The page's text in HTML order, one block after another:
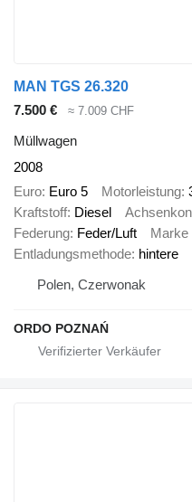
MAN TGS 26.320
7.500 €
≈ 7.009 CHF
Müllwagen
2008
Euro Euro 5 Motorleistung
Kraftstoff Diesel
Federung Feder/Luft Marke
Entladungsmethode hintere
Polen, Czerwonak
ORDO POZNAŃ